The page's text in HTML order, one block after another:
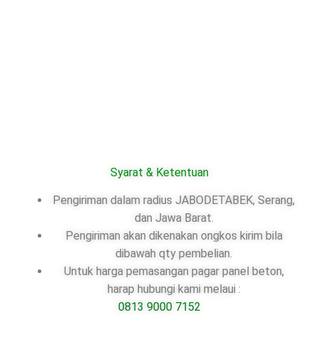
Syarat & Ketentuan
Pengiriman dalam radius JABODETABEK, Serang,
dan Jawa Barat.
Pengiriman akan dikenakan ongkos kirim bila
dibawah qty pembelian.
Untuk harga pemasangan pagar panel beton,
harap hubungi kami melaui :
0813 9000 7152